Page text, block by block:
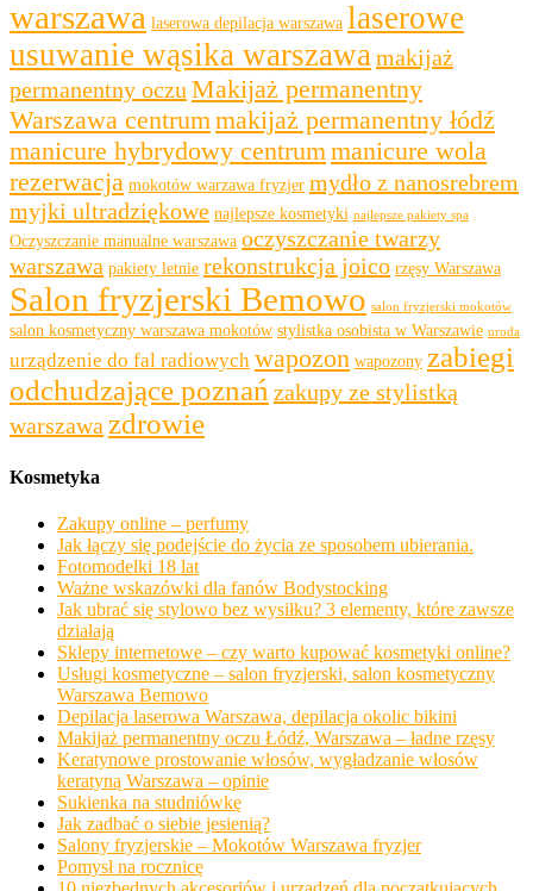
warszawa laserowa depilacja warszawa laserowe
usuwanie wąsika warszawamakijaż
permanentny oczu Makijaż permanentny
Warszawa centrummakijaż permanentny łódź
manicure hybrydowy centrummanicure wola
rezerwacja mokotów warzawa fryzjer mydło z nanosrebrem
myjki ultradziękowe najlepsze kosmetyki najlepsze pakiety spa
Oczyszczanie manualne warszawa oczyszczanie twarzy
warszawa pakiety letnie rekonstrukcja joico rzęsy Warszawa
Salon fryzjerski Bemowo salon fryzjerski mokotów
salon kosmetyczny warszawa mokotów stylistka osobista w Warszawie uroda
urządzenie do fal radiowych wapozon wapozony zabiegi
odchudzające poznań zakupy ze stylistką
warszawa zdrowie
Kosmetyka
Zakupy online – perfumy
Jak łączy się podejście do życia ze sposobem ubierania.
Fotomodelki 18 lat
Ważne wskazówki dla fanów Bodystocking
Jak ubrać się stylowo bez wysiłku? 3 elementy, które zawsze
działają
Sklepy internetowe – czy warto kupować kosmetyki online?
Usługi kosmetyczne – salon fryzjerski, salon kosmetyczny
Warszawa Bemowo
Depilacja laserowa Warszawa, depilacja okolic bikini
Makijaż permanentny oczu Łódź, Warszawa – ładne rzęsy
Keratynowe prostowanie włosów, wygładzanie włosów
keratyną Warszawa – opinie
Sukienka na studniówkę
Jak zadbać o siebie jesienią?
Salony fryzjerskie – Mokotów Warszawa fryzjer
Pomysł na rocznicę